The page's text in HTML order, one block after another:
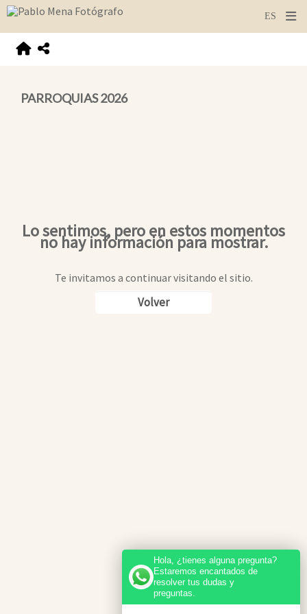
PARROQUIAS 2026
Lo sentimos, pero en estos momentos
no hay información para mostrar.
Te invitamos a continuar visitando el sitio.
Volver
Hola, ¿tienes alguna pregunta?
Estaremos encantados de
resolver tus dudas y
preguntas.